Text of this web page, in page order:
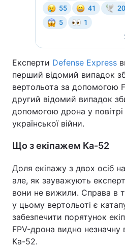
Експерти Defense Express
перший відомий випадок
вертольота за допомогою
другий відомий випадок
допомогою дрона у повітрі
української війни.
Що з екіпажем Ка-52
Доля екіпажу з двох осіб
але, як зауважують
вони не вижили. Справа в
у цьому вертольоті є
забезпечити порятунок
FPV-дрона видно незначну
Ка-52.